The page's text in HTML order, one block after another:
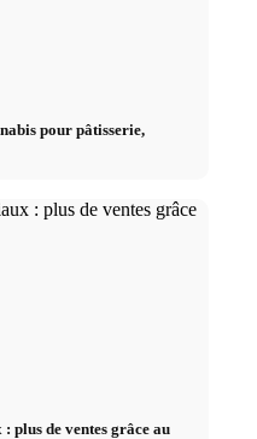
pour pâtisserie,
plus de ventes grâce au